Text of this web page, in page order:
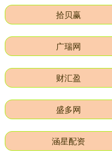
拾贝赢
广瑞网
财汇盈
盛多网
涵星配资